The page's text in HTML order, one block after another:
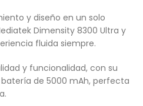
y diseño en un solo
Dimensity 8300 Ultra y
fluida siempre.
y funcionalidad, con su
batería de 5000 mAh, perfecta